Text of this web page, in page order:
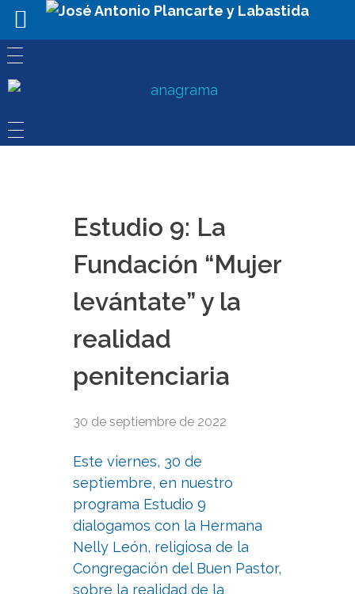
Estudio 9: La
Fundación “Mujer
levántate” y la
realidad
penitenciaria
30 de septiembre de 2022
Este viernes, 30 de
septiembre, en nuestro
programa Estudio 9
dialogamos con la Hermana
Nelly León, religiosa de la
Congregación del Buen Pastor,
sobre la realidad de la